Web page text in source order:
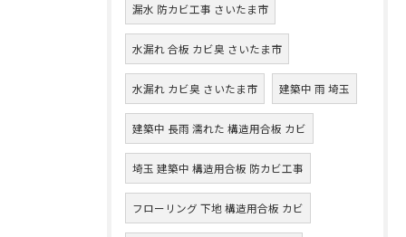
漏水 防カビ工事 さいたま市
水漏れ 合板 カビ臭 さいたま市
水漏れ カビ臭 さいたま市 建築中 雨 埼玉
建築中 長雨 濡れた 構造用合板 カビ
埼玉 建築中 構造用合板 防カビ工事
フローリング 下地 構造用合板 カビ